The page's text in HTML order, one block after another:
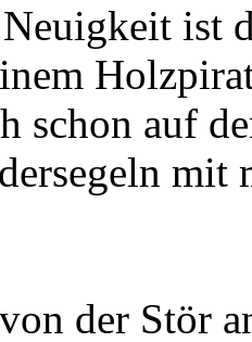
ist
schon auf
mit
der Stör